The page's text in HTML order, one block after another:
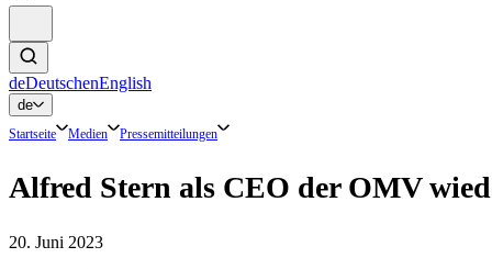
deDeutschenEnglish
de
Startseite Medien Pressemitteilungen
Alfred Stern als CEO der OMV
20. Juni 2023